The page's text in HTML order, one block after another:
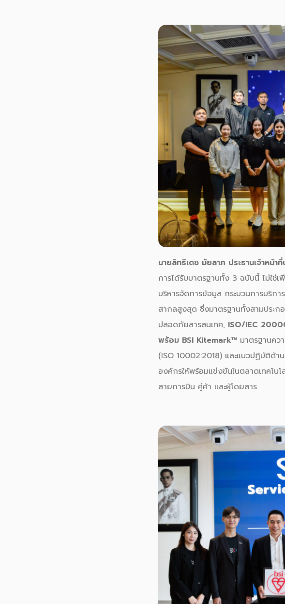
นายสิทธิเดช มัยลาภ ประธานเจ้าหน้
การได้รับมาตรฐานทั้ง 3 ฉบับนี้ ไม่ใช่
บริหารจัดการข้อมูล กระบวนการบริก
สากลสูงสุด ซึ่งมาตรฐานทั้งสามประก
ปลอดภัยสารสนเทศ, ISO/IEC
พร้อม BSI Kitemark™ มาตรฐานคว
(ISO 10002:2018) และแนวปฏิบัติด้า
องค์กรให้พร้อมแข่งขันในตลาดเทคโน
สายการบิน คู่ค้า และผู้โดยสาร